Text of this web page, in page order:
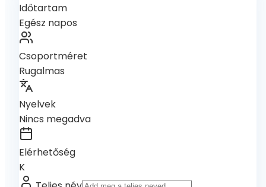
Időtartam
Egész napos
Csoportméret
Rugalmas
Nyelvek
Nincs megadva
Elérhetőség
K